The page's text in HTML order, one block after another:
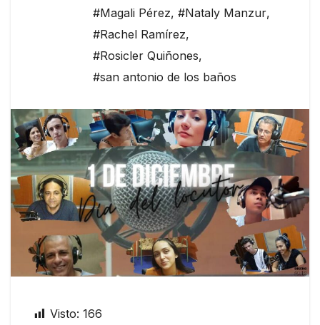
#Magali Pérez, #Nataly Manzur,
#Rachel Ramírez,
#Rosicler Quiñones,
#san antonio de los baños
Visto: 166